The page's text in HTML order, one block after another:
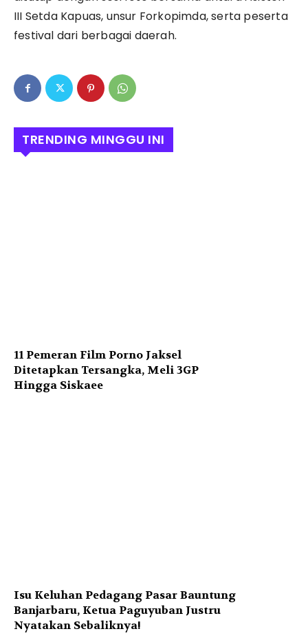
III Setda Kapuas, unsur Forkopimda, serta peserta
festival dari berbagai daerah.
TRENDING MINGGU INI
11 Pemeran Film Porno Jaksel
Ditetapkan Tersangka, Meli 3GP
Hingga Siskaee
Isu Keluhan Pedagang Pasar Bauntung
Banjarbaru, Ketua Paguyuban Justru
Nyatakan Sebaliknya!